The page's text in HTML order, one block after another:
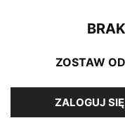
ZOSTAW
ZALOGUJ